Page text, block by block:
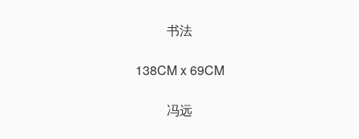
书法
138CM x 69CM
冯远